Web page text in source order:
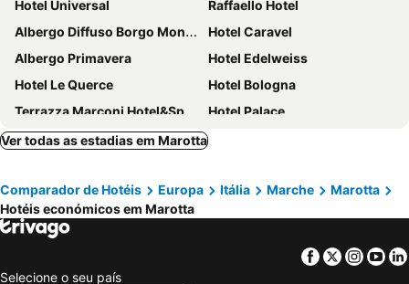
Hotel Universal
Raffaello Hotel
Albergo Diffuso Borgo Montemaggiore
Hotel Caravel
Albergo Primavera
Hotel Edelweiss
Hotel Le Querce
Hotel Bologna
Terrazza Marconi Hotel&Spamarine
Hotel Palace
Hotel Sabra
Ver todas as estadias em Marotta
Comparador de Hotéis Europa Itália Marche
Marotta
Hotéis económicos em Marotta
Facebook
Twitter
Selecione o seu país